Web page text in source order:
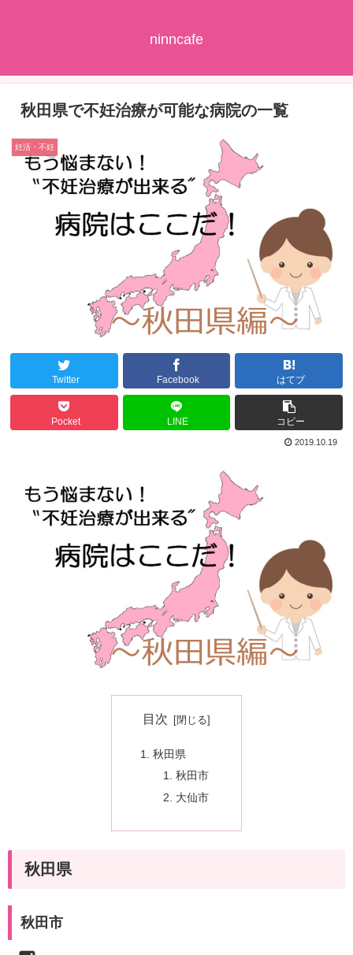
ninncafe
秋田県で不妊治療が可能な病院の一覧
妊活・不妊
Twitter Facebook はてブ
Pocket LINE コピー
2019.10.19
目次
秋田県
秋田市
大仙市
秋田県
秋田市